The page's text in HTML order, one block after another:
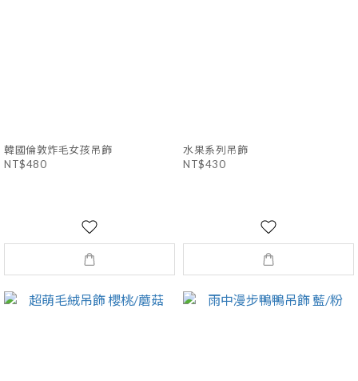
韓國倫敦炸毛女孩吊飾
NT$480
水果系列吊飾
NT$430